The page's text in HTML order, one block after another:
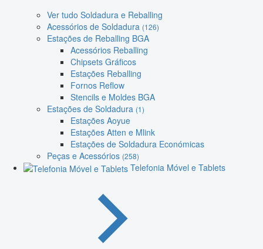
Ver tudo Soldadura e Reballing
Acessórios de Soldadura (126)
Estações de Reballing BGA
Acessórios Reballing
Chipsets Gráficos
Estações Reballing
Fornos Reflow
Stencils e Moldes BGA
Estações de Soldadura (1)
Estações Aoyue
Estações Atten e Mlink
Estações de Soldadura Económicas
Peças e Acessórios (258)
Telefonia Móvel e Tablets